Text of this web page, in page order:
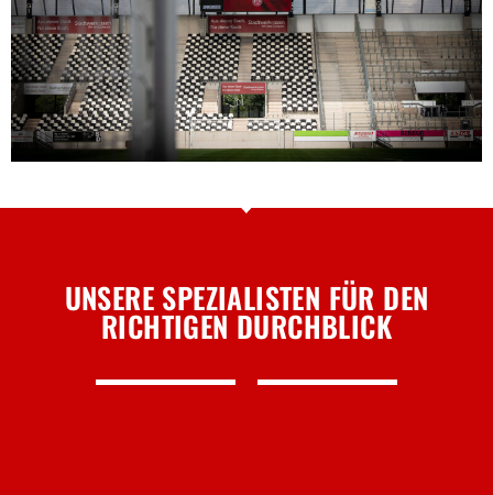
UNSERE SPEZIALISTEN FÜR DEN
RICHTIGEN DURCHBLICK